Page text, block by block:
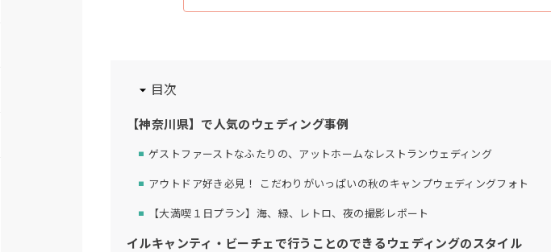
目次
【神奈川県】で人気のウェディング事例
ゲストファーストなふたりの、アットホームなレストランウェディング
アウトドア好き必見！ こだわりがいっぱいの秋のキャンプウェディングフォト
【大満喫１日プラン】海、緑、レトロ、夜の撮影レポート
イルキャンティ・ビーチェで行うことのできるウェディングのスタイル